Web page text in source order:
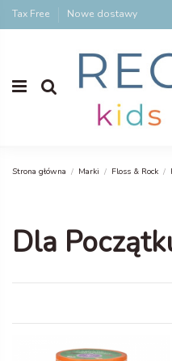
Tax Free Nowe dostawy
Strona główna Marki Floss & Rock
Dla